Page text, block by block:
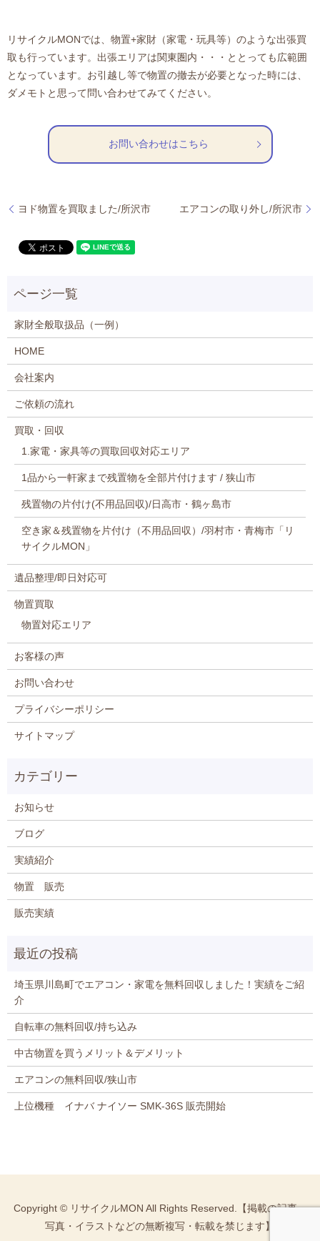
リサイクルMONでは、物置+家財（家電・玩具等）のような出張買
取も行っています。出張エリアは関東圏内・・・ととっても広範囲
となっています。お引越し等で物置の撤去が必要となった時には、
ダメモトと思って問い合わせてみてください。
お問い合わせはこちら
ヨド物置を買取ました/所沢市 エアコンの取り外し/所沢市
家財全般取扱品（一例）
HOME
会社案内
ご依頼の流れ
買取・回収
1.家電・家具等の買取回収対応エリア
1品から一軒家まで残置物を全部片付けます / 狭山市
残置物の片付け(不用品回収)/日高市・鶴ヶ島市
空き家＆残置物を片付け（不用品回収）/羽村市・青梅市「リ
サイクルMON」
遺品整理/即日対応可
物置買取
物置対応エリア
お客様の声
お問い合わせ
プライバシーポリシー
サイトマップ
お知らせ
ブログ
実績紹介
物置 販売
販売実績
埼玉県川島町でエアコン・家電を無料回収しました！実績をご紹
介
自転車の無料回収/持ち込み
中古物置を買うメリット＆デメリット
エアコンの無料回収/狭山市
上位機種 イナバ ナイソー SMK-36S 販売開始
Copyright © リサイクルMON All Rights Reserved.【掲載の記事・
写真・イラストなどの無断複写・転載を禁じます】